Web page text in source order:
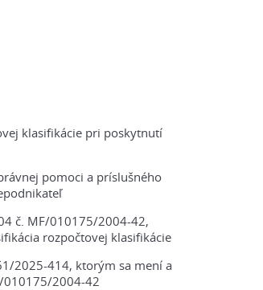
klasifikácie pri poskytnutí
pomoci a príslušného
č. MF/010175/2004-42,
rozpočtovej klasifikácie
2025-414, ktorým sa mení a
010175/2004-42